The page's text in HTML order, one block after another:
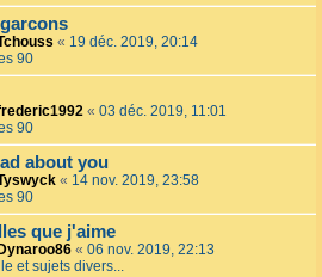
« 19 déc. 2019, 20:14
90
« 03 déc. 2019, 11:01
90
about you
« 14 nov. 2019, 23:58
90
que j'aime
Dynaroo86 « 06 nov. 2019, 22:13
et sujets divers...